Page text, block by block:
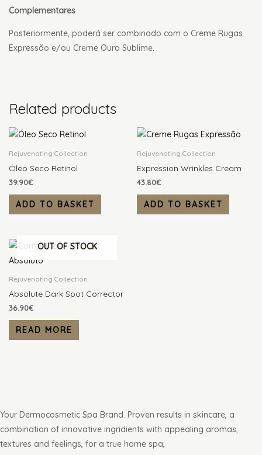
Complementares
Posteriormente, poderá ser combinado com o Creme Rugas
Expressão e/ou Creme Ouro Sublime.
Related products
Rejuvenating Collection
Óleo Seco Retinol
39.90€
ADD TO BASKET
Rejuvenating Collection
Expression Wrinkles Cream
43.80€
ADD TO BASKET
OUT OF STOCK
Rejuvenating Collection
Absolute Dark Spot Corrector
36.90€
READ MORE
Your Dermocosmetic Spa Brand. Proven results in skincare, a
combination of innovative ingridients with appealing aromas,
textures and feelings, for a true home spa,